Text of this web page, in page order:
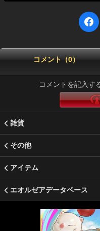
コメント（0）
コメントを記入す
雑貨
その他
アイテム
エオルゼアデータベース